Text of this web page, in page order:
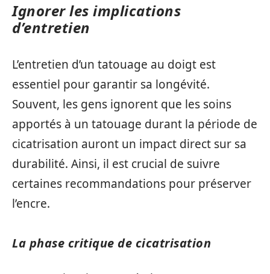
Ignorer les implications
d’entretien
L’entretien d’un tatouage au doigt est
essentiel pour garantir sa longévité.
Souvent, les gens ignorent que les soins
apportés à un tatouage durant la période de
cicatrisation auront un impact direct sur sa
durabilité. Ainsi, il est crucial de suivre
certaines recommandations pour préserver
l’encre.
La phase critique de cicatrisation